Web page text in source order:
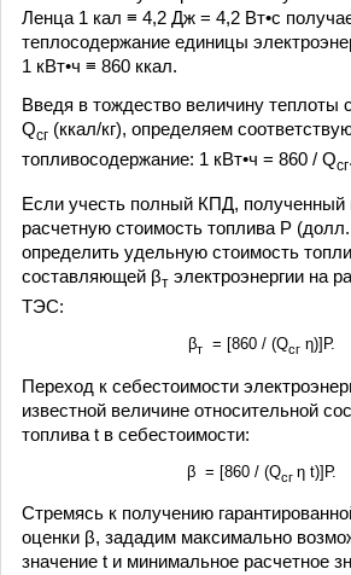
Ленца 1 кал ≡ 4,2 Дж = 4,2 Вт•с
теплосодержание единицы
1 кВт•ч ≡ 860 ккал.
Введя в тождество величину теплоты
Qсг (ккал/кг), определяем
топливосодержание: 1 кВт•ч = 860 / Qсг.
Если учесть полный КПД,
расчетную стоимость топлива Р
определить удельную стоимость
составляющей βт электроэнергии на
ТЭС:
βт= [860 / (Qсгη)]Р.
Переход к себестоимости
известной величине относительной
топлива t в себестоимости:
β = [860 / (Qсг η t)]Р.
Стремясь к получению
оценки β, зададим максимально
значение t и минимальное расчетное